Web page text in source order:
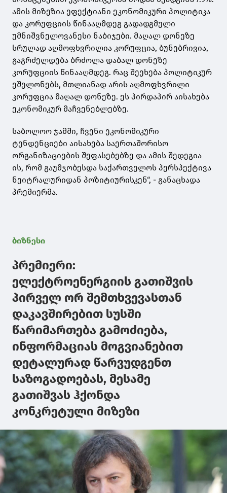
ამის მიზეზია ეფექტიანი ეკონომიკური პოლიტიკა
და კორუფციის წინააღმდეგ გადადგმული
უმნიშვნელოვანესი ნაბიჯები. მაღალ დონეზე
სრულად აღმოფხვრილია კორუფცია, ბუნებრივია,
გაგრძელდება ბრძოლა დაბალ დონეზე
კორუფციის წინააღმდეგ. რაც შეეხება პოლიტიკურ
ეშელონებს, მთლიანად არის აღმოფხვრილი
კორუფცია მაღალ დონეზე. ეს პირდაპირ აისახება
ეკონომიკურ მაჩვენებლებზე.
საბოლოო ჯამში, ჩვენი ეკონომიკური
ტენდენციები აისახება საერთაშორისო
ორგანიზაციების შეფასებებზე და ამის შედეგია
ის, რომ გაუმჯობესდა საქართველოს პერსპექტივა
ნეიტრალურიდან პოზიტიურისკენ“, - განაცხადა
პრემიერმა.
ბიზნესი
პრემიერი:
ელექტროენერგიის გათიშვის
პირველ ორ შემთხვევასთან
დაკავშირებით სუსში
წარიმართება გამოძიება,
ინფორმაციას მოგვიანებით
დეტალურად წარვუდგენთ
საზოგადოებას, მესამე
გათიშვას ჰქონდა
კონკრეტული მიზეზი